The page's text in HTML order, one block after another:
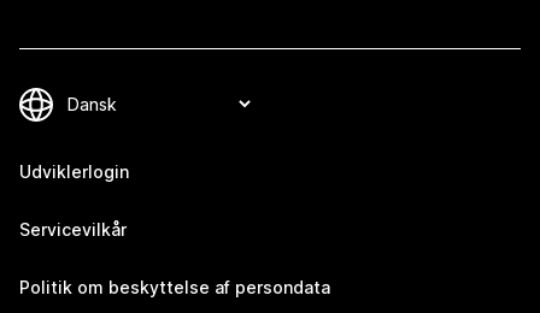
Udviklerlogin
Servicevilkår
Politik om beskyttelse af persondata